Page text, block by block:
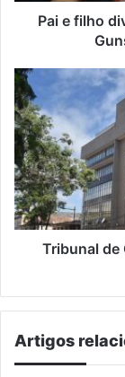
Roses
em
Porto
Alegre
Pai e filho
Tribunal
de
Contas
do
Rio
Grande
do
Sul
sofre
ataqueTribunal de
Artigos